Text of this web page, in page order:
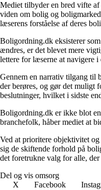
Mediet tilbyder en bred vifte af
viden om bolig og
læserens forståelse af deres
Boligordning.dk eksisterer
ændres, er det blevet mere
lettere for læserne at navigere
Gennem en narrativ tilgang til
der berøres, og gør det muligt
beslutninger, hvilket i sidste
Boligordning.dk er ikke blot
branchefolk, håber mediet at
Ved at prioritere objektivitet
sig de skiftende forhold på
det foretrukne valg for alle,
Del og vis omsorg
X
Facebook